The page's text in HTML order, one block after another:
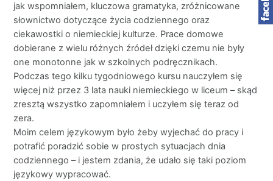
jak wspomniałem, kluczowa gramatyka, zróżnicowane
słownictwo dotyczące życia codziennego oraz
ciekawostki o niemieckiej kulturze. Prace domowe
dobierane z wielu różnych źródeł dzięki czemu nie były
one monotonne jak w szkolnych podręcznikach.
Podczas tego kilku tygodniowego kursu nauczyłem się
więcej niż przez 3 lata nauki niemieckiego w liceum – skąd
zresztą wszystko zapomniałem i uczyłem się teraz od
zera.
Moim celem językowym było żeby wyjechać do pracy i
potrafić poradzić sobie w prostych sytuacjach dnia
codziennego – i jestem zdania, że udało się taki poziom
językowy wypracować.